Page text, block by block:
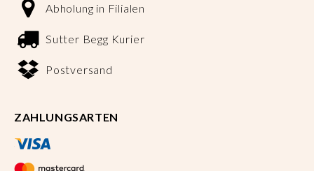
Abholung in Filialen
Sutter Begg Kurier
Postversand
ZAHLUNGSARTEN